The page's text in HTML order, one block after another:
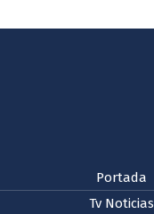
Portada
Tv Noticias